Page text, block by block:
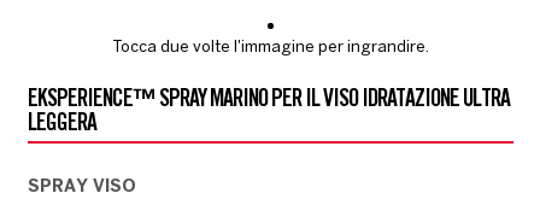
Tocca due volte l'immagine per ingrandire.
EKSPERIENCE™ SPRAY MARINO PER IL VISO IDRATAZIONE ULTRA
LEGGERA
SPRAY VISO